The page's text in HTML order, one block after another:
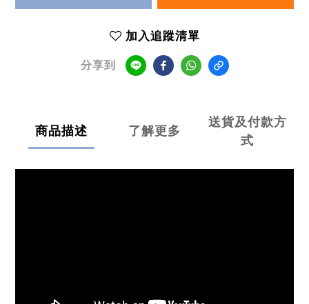
加入追蹤清單
分享到
商品描述 了解更多
送貨及付款方
式